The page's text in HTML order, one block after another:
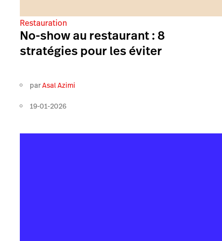
Restauration
No-show au restaurant : 8
stratégies pour les éviter
parAsal Azimi
19-01-2026